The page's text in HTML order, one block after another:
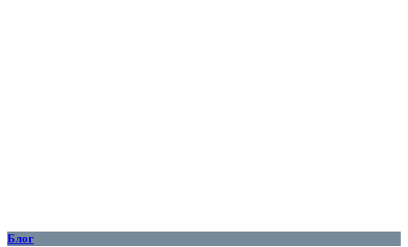
Блог